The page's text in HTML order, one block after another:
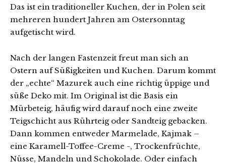
Das ist ein traditioneller Kuchen, der in Polen seit
mehreren hundert Jahren am Ostersonntag
aufgetischt wird.
Nach der langen Fastenzeit freut man sich an
Ostern auf Süßigkeiten und Kuchen. Darum kommt
der „echte“ Mazurek auch eine richtig üppige und
süße Deko mit. Im Original ist die Basis ein
Mürbeteig, häufig wird darauf noch eine zweite
Teigschicht aus Rührteig oder Sandteig gebacken.
Dann kommen entweder Marmelade, Kajmak –
eine Karamell-Toffee-Creme -, Trockenfrüchte,
Nüsse, Mandeln und Schokolade. Oder einfach